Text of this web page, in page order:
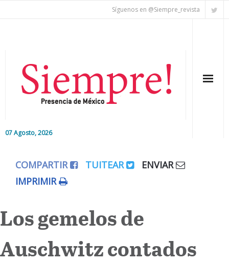
Síguenos en @Siempre_revista
07 Agosto, 2026
Editorial
Colaboradores
Internacional
COMPARTIR TUITEAR
ENVIAR
IMPRIMIR
Los gemelos de
Auschwitz contados